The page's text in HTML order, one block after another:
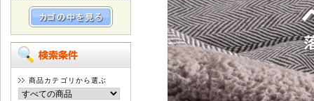
商品カテゴリから選ぶ